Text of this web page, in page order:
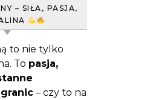
– SIŁA, PASJA,
to nie tylko
To pasja,
– czy to na